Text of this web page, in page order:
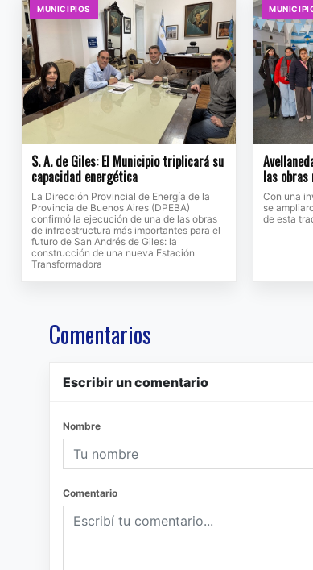
MUNICIPIOS
S. A. de Giles: El Municipio triplicará su
capacidad energética
La Dirección Provincial de Energía de la
Provincia de Buenos Aires (DPEBA)
confirmó la ejecución de una de las obras
de infraestructura más importantes para el
futuro de San Andrés de Giles: la
construcción de una nueva Estación
Transformadora
las
Con una
se
de esta
Comentarios
Escribir un comentario
Nombre
Comentario